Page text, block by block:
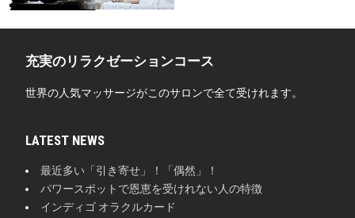
充実のリラクゼーションコース
世界の人気マッサージがこのサロンで全て受けれます。
LATEST NEWS
最近多い「引き寄せ」！「偶然」！
パワースポットで恩恵を受けれない人の特徴
インディゴ オラクルカード